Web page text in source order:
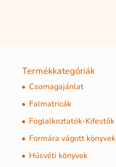
Termékkategóriák
Csomagajánlat
Falmatricák
Foglalkoztatók-Kifestők
Formára vágott könyvek
Húsvéti könyvek